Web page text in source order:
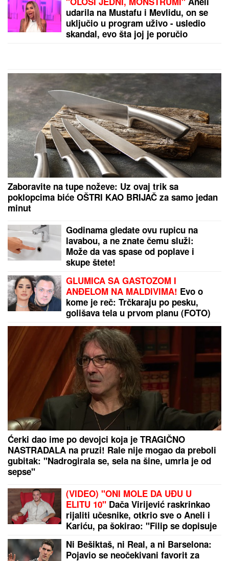
Samo ovaj znak ima "šesto čulo":
Može da pročita svaku osobu za 3
Snimak sa Jadrana zaprepastio region: Usred
vožnje uradila nešto zbog čega ljudi pitaju samo
jedno – kako je ovo moguće?
Trnovu Petku mnogi mešaju sa Svetom Petkom: Evo
po čemu se razlikuju i zašto jedna na ikonama drži
PLOČICU SA OČIMA
"RAZOČARALA SAM SE, MNOGI SU NESTALI
NAKON SAŠINE SMRTI"Suzana Jovanović otkrila
da su je zaboravili ljudi sa estrade: "Plaše se"
by Aklamator
PREPORUKA ZA VAS